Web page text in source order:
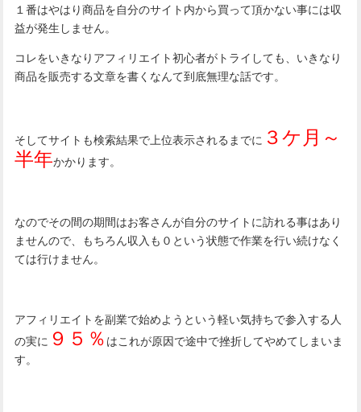
１番はやはり商品を自分のサイト内から買って頂かない事には収
益が発生しません。
コレをいきなりアフィリエイト初心者がトライしても、いきなり
商品を販売する文章を書くなんて到底無理な話です。
そしてサイトも検索結果で上位表示されるまでに ３ケ月～
半年かかります。
なのでその間の期間はお客さんが自分のサイトに訪れる事はあり
ませんので、もちろん収入も０という状態で作業を行い続けなく
ては行けません。
アフィリエイトを副業で始めようという軽い気持ちで参入する人
の実に ９５％ はこれが原因で途中で挫折してやめてしまいま
す。